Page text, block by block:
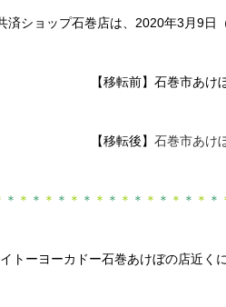
済ショップ石巻店は、2020年3月9日
【移転前】石巻市あけ
【移転後】 石巻市あけ
＊ ＊ ＊ ＊ ＊ ＊ ＊ ＊ ＊ ＊ ＊ ＊ ＊ ＊ ＊ ＊ ＊
トーヨーカドー石巻あけぼの店近く